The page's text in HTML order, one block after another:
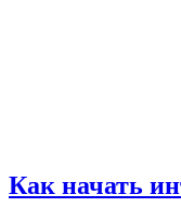
Как начать